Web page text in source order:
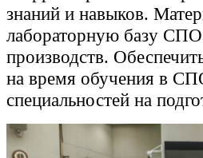
знаний и навыков.
лабораторную базу
производств.
на время обучения в
специальностей на